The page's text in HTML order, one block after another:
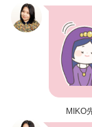
MIKO